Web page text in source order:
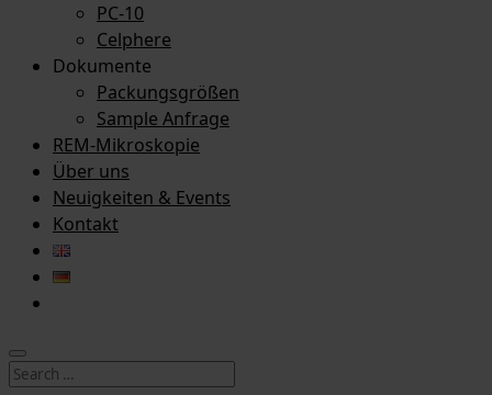
PC-10
Celphere
Dokumente
Packungsgrößen
Sample Anfrage
REM-Mikroskopie
Über uns
Neuigkeiten & Events
Kontakt